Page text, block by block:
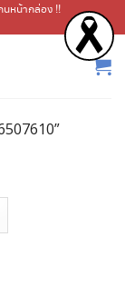
นหน้ากล่อง !!